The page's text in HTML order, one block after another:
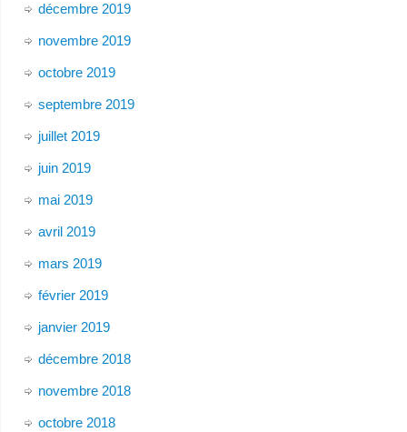
décembre 2019
novembre 2019
octobre 2019
septembre 2019
juillet 2019
juin 2019
mai 2019
avril 2019
mars 2019
février 2019
janvier 2019
décembre 2018
novembre 2018
octobre 2018